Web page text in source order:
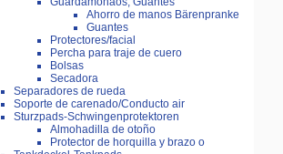
Ahorro de manos Bärenpranke
Guantes
Protectores/facial
Percha para traje de cuero
Bolsas
Secadora
Separadores de rueda
Soporte de carenado/Conducto air
Sturzpads-Schwingenprotektoren
Almohadilla de otoño
Protector de horquilla y brazo o